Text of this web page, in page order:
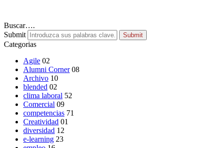
Buscar….
Submit
Submit
Categorias
Agile 02
Alumni Corner 08
Archivo 10
blended 02
clima laboral 52
Comercial 09
competencias 71
Creatividad 01
diversidad 12
e-learning 23